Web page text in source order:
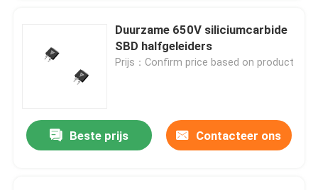
Duurzame 650V siliciumcarbide
SBD halfgeleiders
Prijs：Confirm price based on product
Beste prijs Contacteer ons